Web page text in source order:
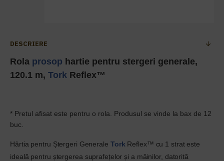
DESCRIERE
Rola prosop hartie pentru stergeri generale,
120.1 m, Tork Reflex™
* Pretul afisat este pentru o rola. Produsul se vinde la bax de 12
buc.
Hârtia pentru Ștergeri Generale Tork Reflex™ cu 1 strat este
ideală pentru ștergerea suprafețelor și a mâinilor, datorită